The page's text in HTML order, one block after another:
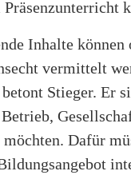
Präsenzunterricht
Inhalte können
vermittelt
Stieger. Er
möchten. Dafür